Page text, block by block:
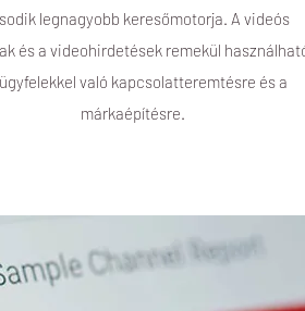
legnagyobb keresőmotorja. A videós
és a videohirdetések remekül
való kapcsolatteremtésre és a
márkaépítésre.